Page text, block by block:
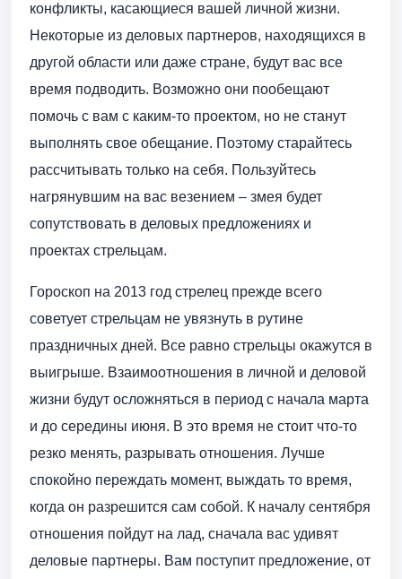
конфликты, касающиеся вашей личной жизни.
Некоторые из деловых партнеров, находящихся в
другой области или даже стране, будут вас все
время подводить. Возможно они пообещают
помочь с вам с каким-то проектом, но не станут
выполнять свое обещание. Поэтому старайтесь
рассчитывать только на себя. Пользуйтесь
нагрянувшим на вас везением – змея будет
сопутствовать в деловых предложениях и
проектах стрельцам.
Гороскоп на 2013 год стрелец прежде всего
советует стрельцам не увязнуть в рутине
праздничных дней. Все равно стрельцы окажутся в
выигрыше. Взаимоотношения в личной и деловой
жизни будут осложняться в период с начала марта
и до середины июня. В это время не стоит что-то
резко менять, разрывать отношения. Лучше
спокойно переждать момент, выждать то время,
когда он разрешится сам собой. К началу сентября
отношения пойдут на лад, сначала вас удивят
деловые партнеры. Вам поступит предложение, от